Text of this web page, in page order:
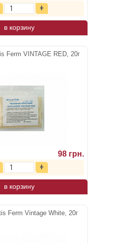
в корзину
Ferm VINTAGE RED, 20г
98 грн.
в корзину
Ferm Vintage White, 20г